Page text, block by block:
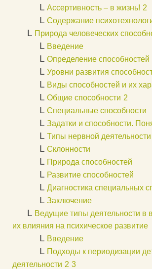
L Ассертивность – в жизнь! 2
L Содержание
L Природа человеческих
L Введение
L Определение способностей
L Уровни развития
L Виды способностей и их
L Общие способности 2
L Специальные способности
L Задатки и способности.
L Типы нервной деятельности
L Склонности
L Природа способностей
L Развитие способностей
L Диагностика специальных
L Заключение
L Ведущие типы деятельности в
их влияния на психическое развитие
L Введение
L Подходы к периодизации
деятельности 2 3